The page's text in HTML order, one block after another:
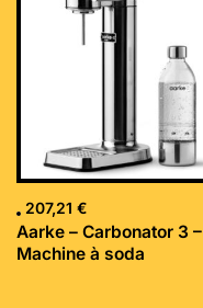
207,21 €
Aarke – Carbonator 3 –
Machine à soda